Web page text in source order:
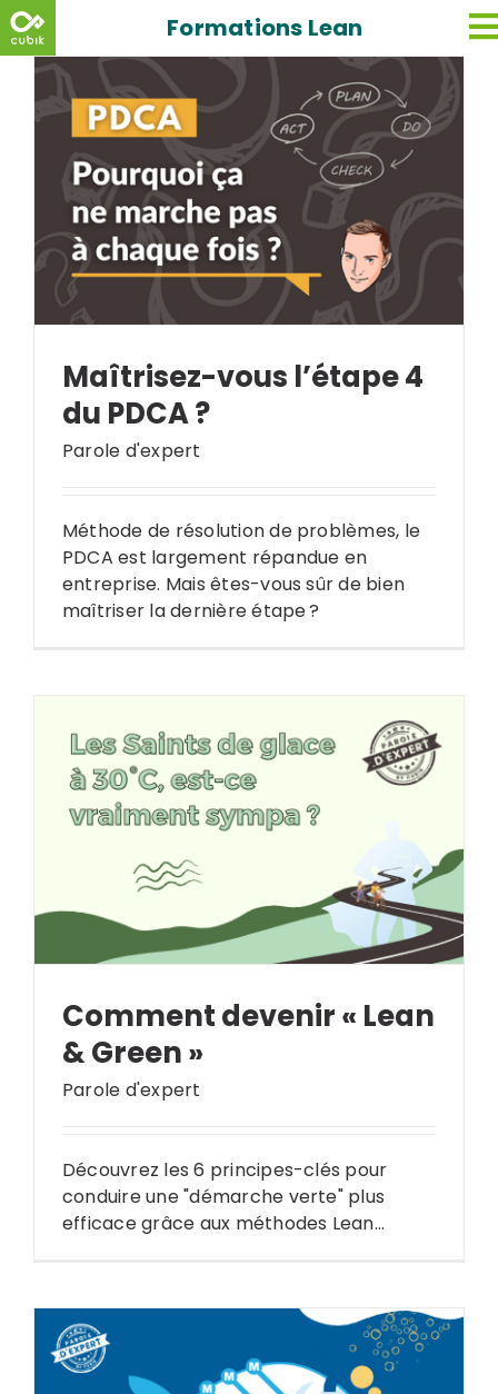
Skip
to
content
Formations Lean
Maîtrisez-vous l’étape 4
du PDCA ?
Parole d'expert
Méthode de résolution de problèmes, le
PDCA est largement répandue en
entreprise. Mais êtes-vous sûr de bien
maîtriser la dernière étape ?
Comment devenir « Lean
& Green »
Parole d'expert
Découvrez les 6 principes-clés pour
conduire une "démarche verte" plus
efficace grâce aux méthodes Lean...
Search